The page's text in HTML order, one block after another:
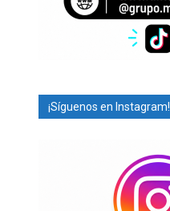
¡Síguenos en Instagram!